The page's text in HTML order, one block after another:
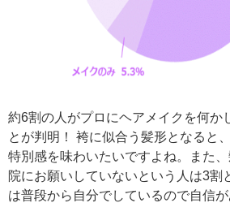
約6割の人がプロにヘアメイクを何か
とが判明！ 袴に似合う髪形となると
特別感を味わいたいですよね。また
院にお願いしていないという人は3割
は普段から自分でしているので自信